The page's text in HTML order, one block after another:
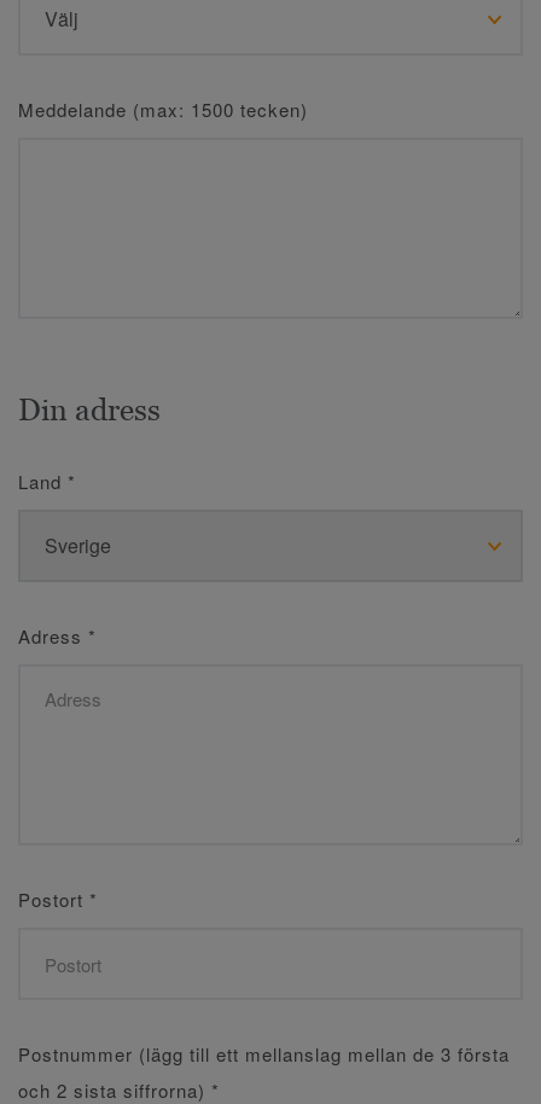
Meddelande (max: 1500 tecken)
Din adress
Land *
Adress *
Postort *
Postnummer (lägg till ett mellanslag mellan de 3 första
och 2 sista siffrorna) *